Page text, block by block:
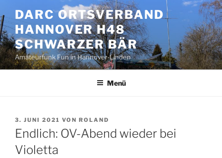
Inhalt
springen
DARC ORTSVERBAND
HANNOVER H48
SCHWARZER BÄR
Amateurfunk Fun in Hannover-Linden
Menü
VERÖFFENTLICHT
AM
3. JUNI 2021 VON ROLAND
Endlich: OV-Abend wieder bei
Violetta